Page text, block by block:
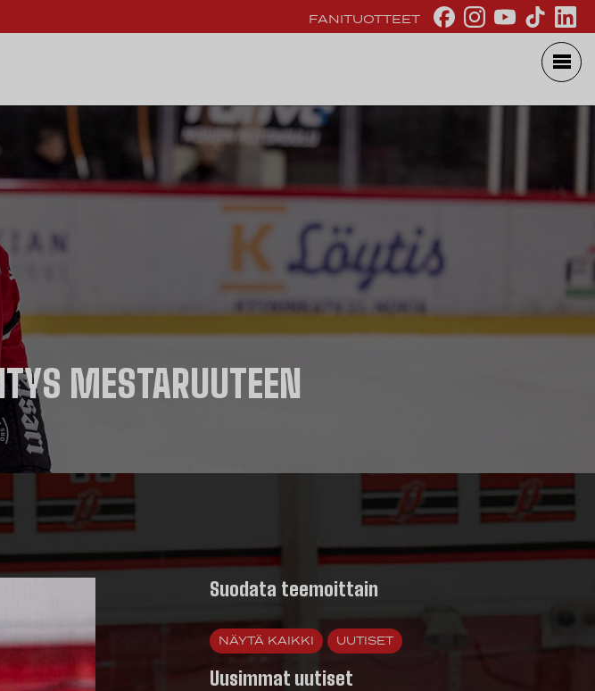
FANITUOTTEET
MESTARUUTEEN
Suodata teemoittain
NÄYTÄ KAIKKI UUTISET
Uusimmat uutiset